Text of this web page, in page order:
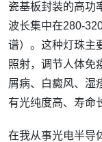
瓷基板封装的高功
波长集中在280-
谱）。这种灯珠主
照射，调节人体免
屑病、白癜风、湿
有光纯度高、寿命
在我从事光电半导